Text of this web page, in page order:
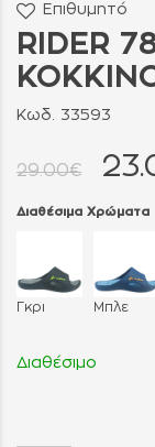
Επιθυμητό
RIDER
Κωδ. 33593
29.00€
Διαθέσιμα Χρώματα
Γκρι Μπλε
Διαθέσιμο